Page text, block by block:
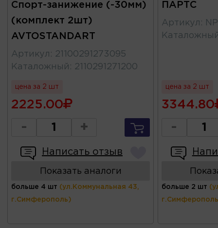
Спорт-занижение (-30мм)
(комплект 2шт)
AVTOSTANDART
Артикул : 21100291273095
Каталожный : 2110291271200
цена за 2 шт
2225.00
- +
Написать отзыв
Показать аналоги
больше 4 шт (ул.Коммунальная 43,
г.Симферополь)
ПАРТС
Артикул :
цена за 2 шт
3344.80
-
больше 2 шт